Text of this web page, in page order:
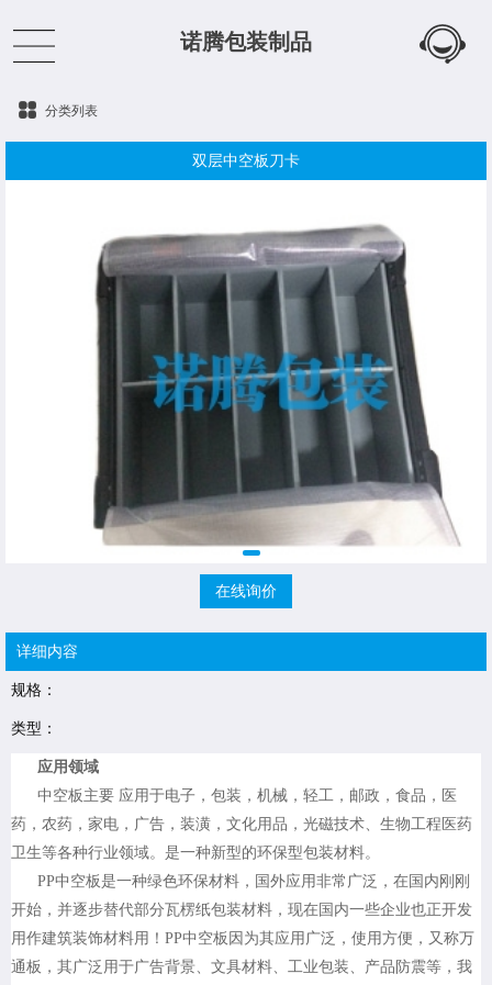
诺腾包装制品
分类列表
双层中空板刀卡
在线询价
详细内容
规格：
类型：
应用领域
中空板主要 应用于电子，包装，机械，轻工，邮政，食品，医
药，农药，家电，广告，装潢，文化用品，光磁技术、生物工程医药
卫生等各种行业领域。是一种新型的环保型包装材料。
PP中空板是一种绿色环保材料，国外应用非常广泛，在国内刚刚
开始，并逐步替代部分瓦楞纸包装材料，现在国内一些企业也正开发
用作建筑装饰材料用！PP中空板因为其应用广泛，使用方便，又称万
通板，其广泛用于广告背景、文具材料、工业包装、产品防震等，我